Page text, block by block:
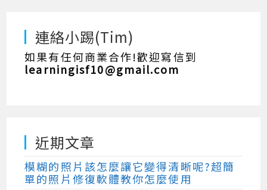
連絡小踢(Tim)
如果有任何商業合作!歡迎寫信到
learningisf10@gmail.com
近期文章
模糊的照片該怎麼讓它變得清晰呢?超簡
單的照片修復軟體教你怎麼使用